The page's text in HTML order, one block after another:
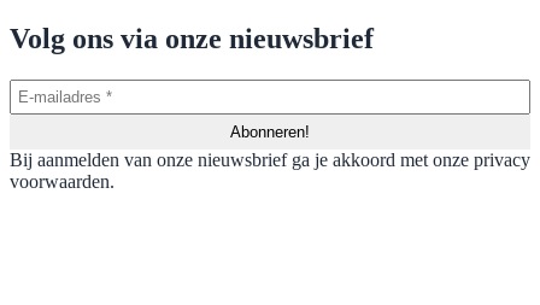
Volg ons via onze nieuwsbrief
Bij aanmelden van onze nieuwsbrief ga je akkoord met onze privacy
voorwaarden.